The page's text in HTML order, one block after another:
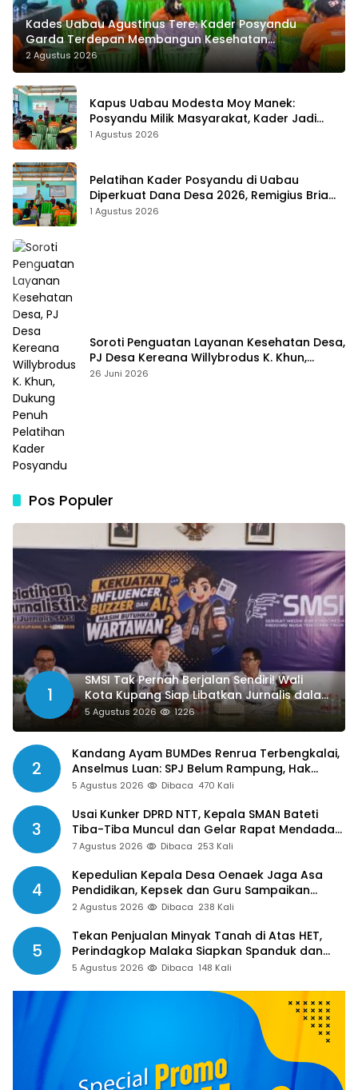
Kades Uabau Agustinus Tere: Kader Posyandu
Garda Terdepan Membangun Kesehatan
Masyarakat Desa
2 Agustus 2026
Kapus Uabau Modesta Moy Manek:
Posyandu Milik Masyarakat, Kader Jadi
Ujung Tombak Perangi Stunting
1 Agustus 2026
Pelatihan Kader Posyandu di Uabau
Diperkuat Dana Desa 2026, Remigius Bria
Tekankan Transparansi dengan Libatkan
1 Agustus 2026
Soroti Penguatan Layanan Kesehatan Desa,
PJ Desa Kereana Willybrodus K. Khun,
Dukung Penuh Pelatihan Kader Posyandu
26 Juni 2026
Pos Populer
1
SMSI Tak Pernah Berjalan Sendiri! Wali
Kota Kupang Siap Libatkan Jurnalis dalam
Publikasi Program Pemkot
5 Agustus 2026 1226
2
Kandang Ayam BUMDes Renrua Terbengkalai,
Anselmus Luan: SPJ Belum Rampung, Hak
Aparat Desa Sejak Januari Belum Dibayar
5 Agustus 2026 Dibaca 470 Kali
3
Usai Kunker DPRD NTT, Kepala SMAN Bateti
Tiba-Tiba Muncul dan Gelar Rapat Mendadak,
Guru Pertanyakan Hak 15 Persen yang Belum
7 Agustus 2026 Dibaca 253 Kali
4
Kepedulian Kepala Desa Oenaek Jaga Asa
Pendidikan, Kepsek dan Guru Sampaikan
Apresiasi
2 Agustus 2026 Dibaca 238 Kali
5
Tekan Penjualan Minyak Tanah di Atas HET,
Perindagkop Malaka Siapkan Spanduk dan
Nomor Pengaduan
5 Agustus 2026 Dibaca 148 Kali